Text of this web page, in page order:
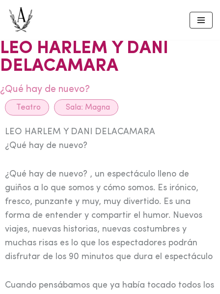
Skip
to
content
LEO HARLEM Y DANI
DELACAMARA
¿Qué hay de nuevo?
Teatro Sala: Magna
LEO HARLEM Y DANI DELACAMARA
¿Qué hay de nuevo?
¿Qué hay de nuevo? , un espectáculo lleno de
guiños a lo que somos y cómo somos. Es irónico,
fresco, punzante y muy, muy divertido. Es una
forma de entender y compartir el humor. Nuevos
viajes, nuevas historias, nuevas costumbres y
muchas risas es lo que los espectadores podrán
disfrutar de los 90 minutos que dura el espectáculo
Cuando pensábamos que ya había tocado todos los